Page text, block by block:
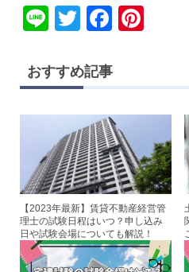
Li
e
T
tt
er
F
c
b
o
o
k
st
おすすめ記事
【2023年最新】賃貸不動産経営管
理士の試験日程はいつ？申し込み
日や試験会場についても解説！